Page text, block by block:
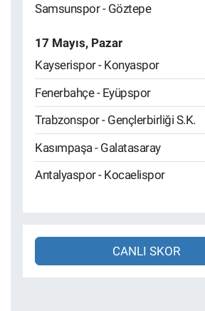
Samsunspor - Göztepe
17 Mayıs, Pazar
Kayserispor - Konyaspor
Fenerbahçe - Eyüpspor
Trabzonspor - Gençlerbirliği S.K.
Kasımpaşa - Galatasaray
Antalyaspor - Kocaelispor
CANLI SKOR